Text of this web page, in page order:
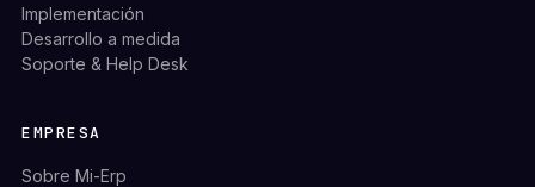
Implementación
Desarrollo a medida
Soporte & Help Desk
EMPRESA
Sobre Mi-Erp